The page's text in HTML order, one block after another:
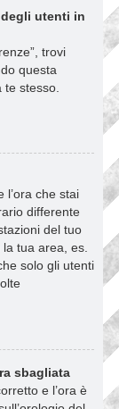
utenti in
trovi
questa
stesso.
l’ora che stai
differente
del tuo
tua area, es.
solo gli utenti
sbagliata
e l’ora è